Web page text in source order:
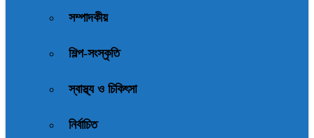
সম্পাদকীয়
শিল্প-সংস্কৃতি
স্বাস্থ্য ও চিকিৎসা
নির্বাচিত